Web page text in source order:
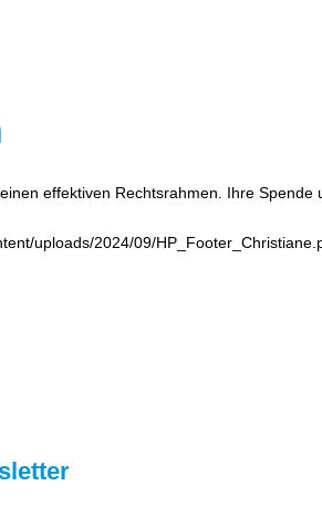
effektiven Rechtsrahmen. Ihre